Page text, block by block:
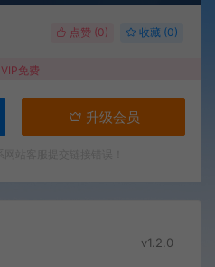
点赞 (0) 收藏 (0)
VIP免费
升级会员
v1.2.0